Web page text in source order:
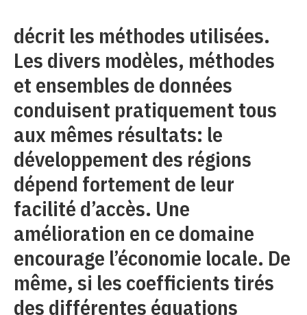
décrit les méthodes utilisées.
Les divers modèles, méthodes
et ensembles de données
conduisent pratiquement tous
aux mêmes résultats: le
développement des régions
dépend fortement de leur
facilité d’accès. Une
amélioration en ce domaine
encourage l’économie locale. De
même, si les coefficients tirés
des différentes équations